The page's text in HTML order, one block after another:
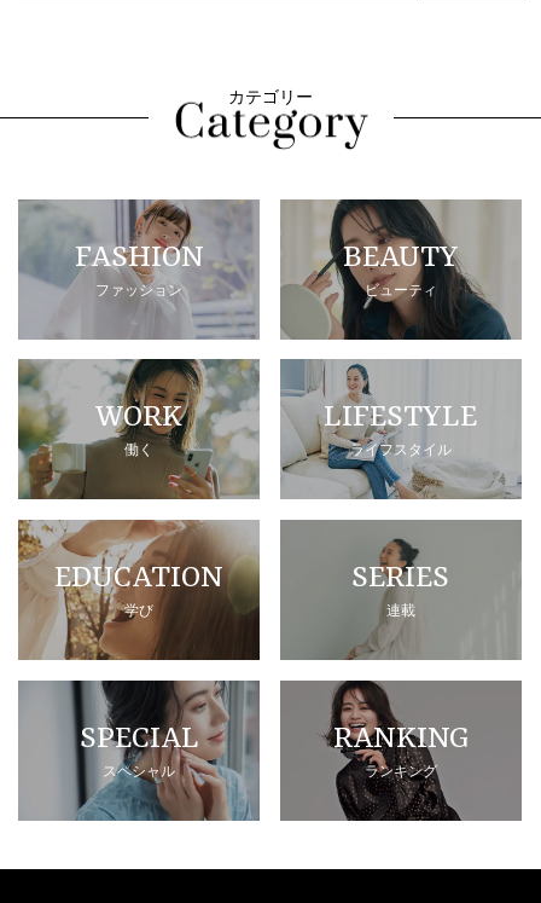
カテゴリー
FASHION
ファッション
BEAUTY
ビューティ
WORK
働く
LIFESTYLE
ライフスタイル
EDUCATION
学び
SERIES
連載
SPECIAL
スペシャル
RANKING
ランキング